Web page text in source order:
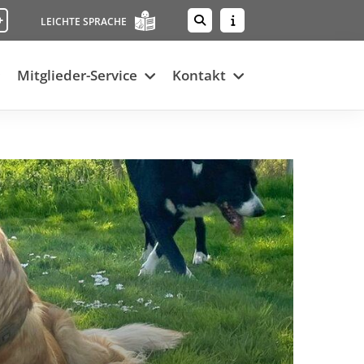
LEICHTE SPRACHE
Mitglieder-Service Kontakt